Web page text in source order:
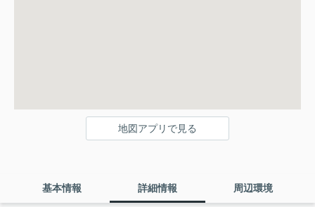
地図アプリで見る
基本情報 詳細情報 周辺環境